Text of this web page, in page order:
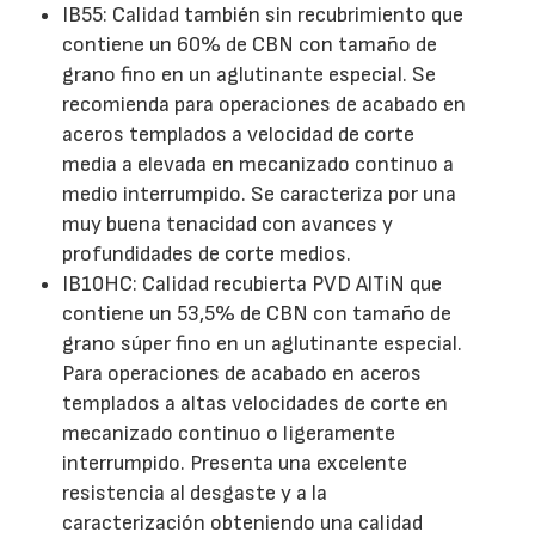
IB55: Calidad también sin recubrimiento que
contiene un 60% de CBN con tamaño de
grano fino en un aglutinante especial. Se
recomienda para operaciones de acabado en
aceros templados a velocidad de corte
media a elevada en mecanizado continuo a
medio interrumpido. Se caracteriza por una
muy buena tenacidad con avances y
profundidades de corte medios.
IB10HC: Calidad recubierta PVD AlTiN que
contiene un 53,5% de CBN con tamaño de
grano súper fino en un aglutinante especial.
Para operaciones de acabado en aceros
templados a altas velocidades de corte en
mecanizado continuo o ligeramente
interrumpido. Presenta una excelente
resistencia al desgaste y a la
caracterización obteniendo una calidad